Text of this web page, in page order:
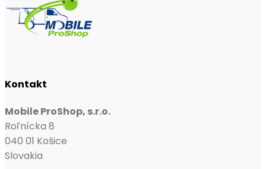
Kontakt
Mobile ProShop, s.r.o.
Roľnícka 8
040 01 Košice
Slovakia